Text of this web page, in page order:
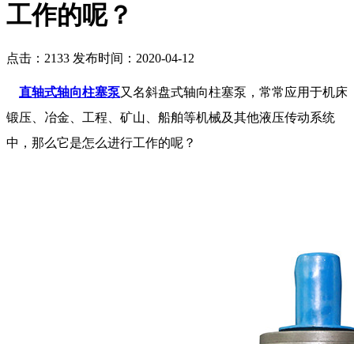
工作的呢？
点击：2133 发布时间：2020-04-12
直轴式轴向柱塞泵又名斜盘式轴向柱塞泵，常常应用于机床
锻压、冶金、工程、矿山、船舶等机械及其他液压传动系统
中，那么它是怎么进行工作的呢？